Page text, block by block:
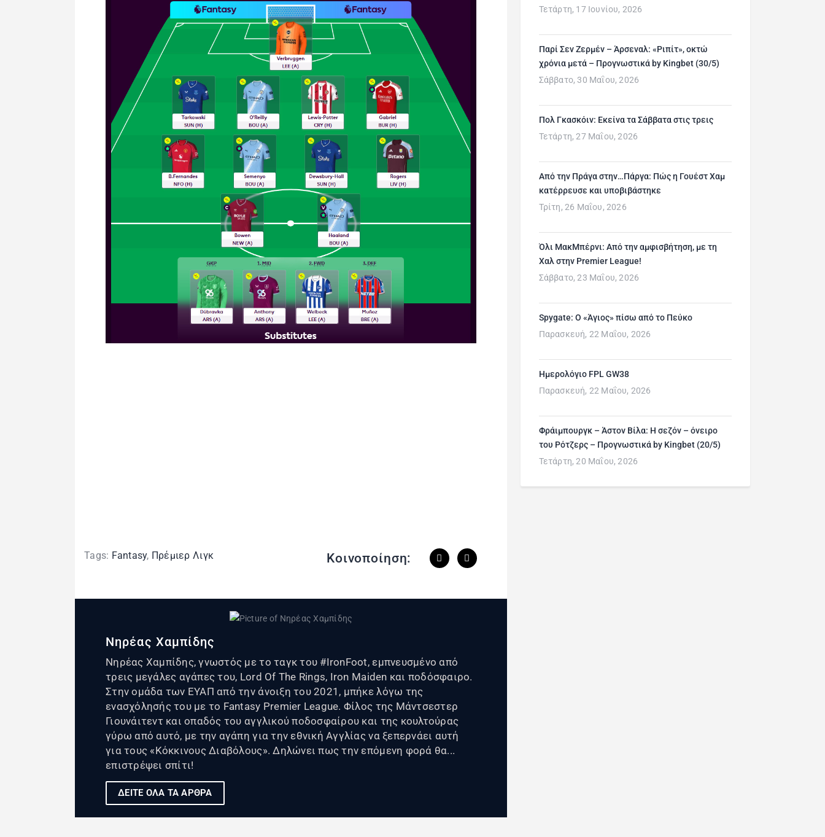
Tags: Fantasy, Πρέμιερ Λιγκ Κοινοποίηση:
Νηρέας Χαμπίδης
Νηρέας Χαμπίδης, γνωστός με το ταγκ του #IronFoot, εμπνευσμένο από
τρεις μεγάλες αγάπες του, Lord Of The Rings, Iron Maiden και ποδόσφαιρο.
Στην ομάδα των ΕΥΑΠ από την άνοιξη του 2021, μπήκε λόγω της
ενασχόλησής του με το Fantasy Premier League. Φίλος της Μάντσεστερ
Γιουνάιτεντ και οπαδός του αγγλικού ποδοσφαίρου και της κουλτούρας
γύρω από αυτό, με την αγάπη για την εθνική Αγγλίας να ξεπερνάει αυτή
για τους «Κόκκινους Διαβόλους». Δηλώνει πως την επόμενη φορά θα...
επιστρέψει σπίτι!
ΔΕΙΤΕ ΟΛΑ ΤΑ ΑΡΘΡΑ
Τετάρτη, 17 Ιουνίου, 2026
Παρί Σεν Ζερμέν – Άρσεναλ: «Ριπίτ», οκτώ
χρόνια μετά – Προγνωστικά by Kingbet (30/5)
Σάββατο, 30 Μαΐου, 2026
Πολ Γκασκόιν: Εκείνα τα Σάββατα στις τρεις
Τετάρτη, 27 Μαΐου, 2026
Από την Πράγα στην…Πάργα: Πώς η Γουέστ Χαμ
κατέρρευσε και υποβιβάστηκε
Τρίτη, 26 Μαΐου, 2026
Όλι ΜακΜπέρνι: Aπό την αμφισβήτηση, με τη
Χαλ στην Premier League!
Σάββατο, 23 Μαΐου, 2026
Spygate: Ο «Άγιος» πίσω από το Πεύκο
Παρασκευή, 22 Μαΐου, 2026
Ημερολόγιο FPL GW38
Παρασκευή, 22 Μαΐου, 2026
Φράιμπουργκ – Άστον Βίλα: Η σεζόν – όνειρο
του Ρότζερς – Προγνωστικά by Kingbet (20/5)
Τετάρτη, 20 Μαΐου, 2026